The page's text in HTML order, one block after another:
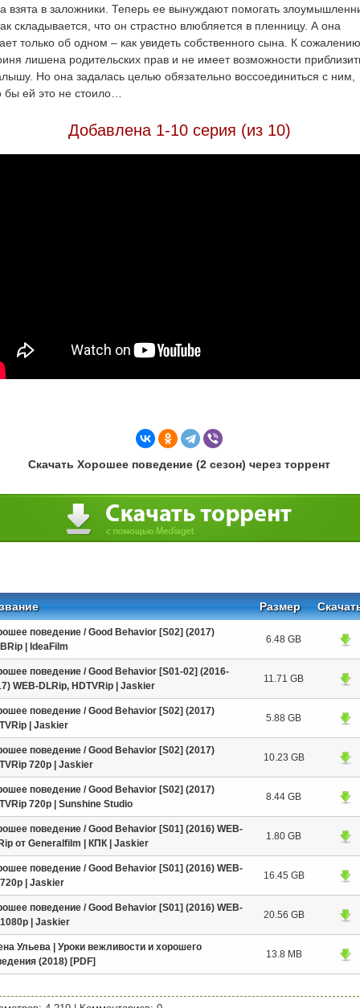
взята в заложники. Теперь ее вынуждают помогать
складывается, что он страстно влюбляется в пленницу. А она
только об одном – как увидеть собственного сына. К
лишена родительских прав и не имеет возможности
Но она задалась целью обязательно воссоединиться с ним,
бы ей это не стоило…
Добавлена 1-10 серия (из 10)
Скачать Хорошее поведение (2 сезон) через торрент
Размер
поведение / Good Behavior [S02] (2017)
| IdeaFilm
6.48 GB
поведение / Good Behavior [S01-02] (2016-
WEB-DLRip, HDTVRip | Jaskier
11.71 GB
поведение / Good Behavior [S02] (2017)
| Jaskier
5.88 GB
поведение / Good Behavior [S02] (2017)
720p | Jaskier
10.23 GB
поведение / Good Behavior [S02] (2017)
720p | Sunshine Studio
8.44 GB
поведение / Good Behavior [S01] (2016) WEB-
от Generalfilm | КПК | Jaskier
1.80 GB
поведение / Good Behavior [S01] (2016) WEB-
720p | Jaskier
16.45 GB
поведение / Good Behavior [S01] (2016) WEB-
1080p | Jaskier
20.56 GB
Ульева | Уроки вежливости и хорошего
(2018) [PDF]
13.8 MB